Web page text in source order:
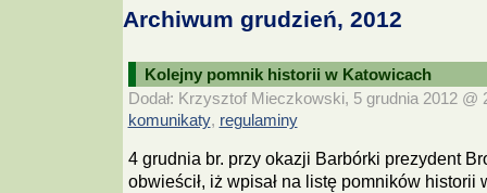
Archiwum grudzień, 2012
Kolejny pomnik historii w Katowicach
Dodał: Krzysztof Mieczkowski, 5 grudnia 2012 @
komunikaty, regulaminy
4 grudnia br. przy okazji Barbórki prezydent
obwieścił, iż wpisał na listę pomników historii